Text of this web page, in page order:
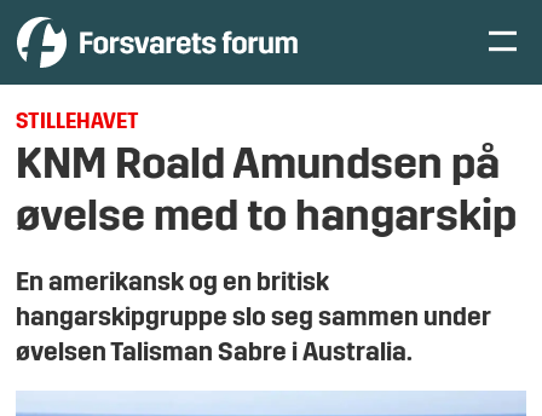
STILLEHAVET
KNM Roald Amundsen på
øvelse med to hangarskip
En amerikansk og en britisk
hangarskipgruppe slo seg sammen under
øvelsen Talisman Sabre i Australia.